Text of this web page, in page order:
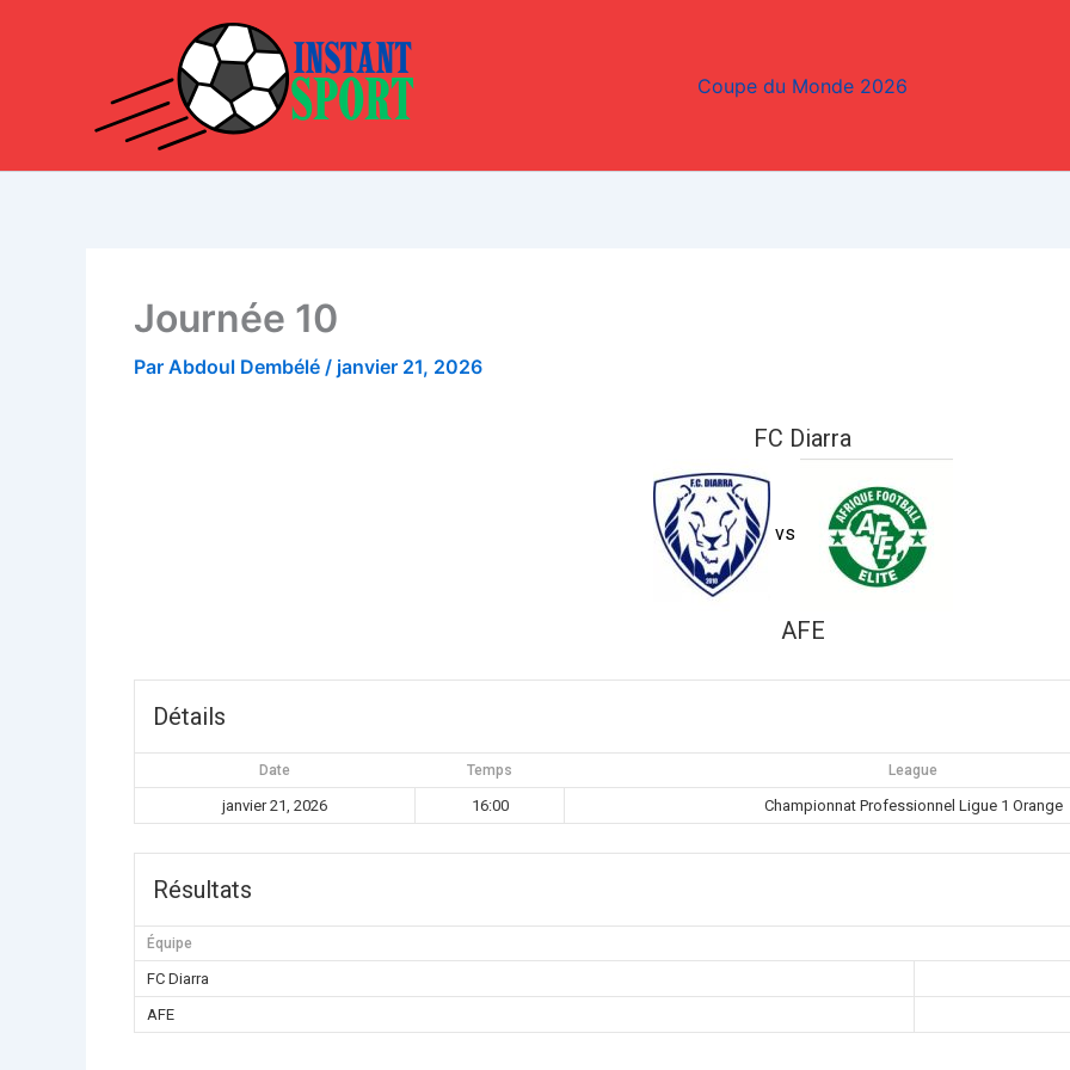
Coupe du Monde 2026
Journée 10
Par Abdoul Dembélé / janvier 21, 2026
FC Diarra
vs
AFE
Détails
Date Temps League
janvier 21, 2026 16:00 Championnat Professionnel Ligue 1 Orange
Résultats
Équipe
FC Diarra
AFE